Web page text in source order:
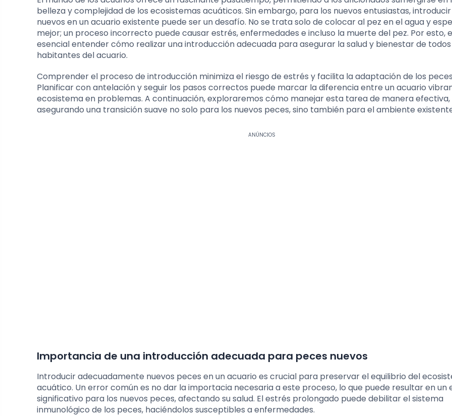
belleza y complejidad de los ecosistemas acuáticos. Sin embargo, para los nuevos entusiastas,
nuevos en un acuario existente puede ser un desafío. No se trata solo de colocar al pez en el agua y
mejor; un proceso incorrecto puede causar estrés, enfermedades e incluso la muerte del pez. Por esto,
esencial entender cómo realizar una introducción adecuada para asegurar la salud y bienestar de
habitantes del acuario.
Comprender el proceso de introducción minimiza el riesgo de estrés y facilita la adaptación de los
Planificar con antelación y seguir los pasos correctos puede marcar la diferencia entre un acuario
ecosistema en problemas. A continuación, exploraremos cómo manejar esta tarea de manera efectiva,
asegurando una transición suave no solo para los nuevos peces, sino también para el ambiente
ANÚNCIOS
Importancia de una introducción adecuada para peces nuevos
Introducir adecuadamente nuevos peces en un acuario es crucial para preservar el equilibrio del
acuático. Un error común es no dar la importacia necesaria a este proceso, lo que puede resultar en un
significativo para los nuevos peces, afectando su salud. El estrés prolongado puede debilitar el sistema
inmunológico de los peces, haciéndolos susceptibles a enfermedades.